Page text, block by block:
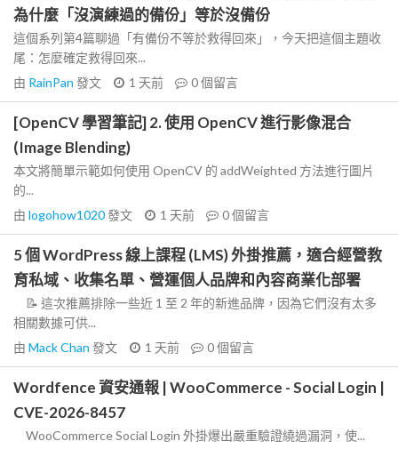
為什麼「沒演練過的備份」等於沒備份
這個系列第4篇聊過「有備份不等於救得回來」，今天把這個主題收
尾：怎麼確定救得回來...
由 RainPan 發文 1 天前 0個留言
[OpenCV 學習筆記] 2. 使用 OpenCV 進行影像混合
(Image Blending)
本文將簡單示範如何使用 OpenCV 的 addWeighted 方法進行圖片
的...
由 logohow1020發文 1 天前 0個留言
5 個 WordPress 線上課程 (LMS) 外掛推薦，適合經營教
育私域、收集名單、營運個人品牌和內容商業化部署
📝 這次推薦排除一些近 1 至 2 年的新進品牌，因為它們沒有太多
相關數據可供...
由 Mack Chan 發文 1 天前 0個留言
Wordfence 資安通報 | WooCommerce - Social Login |
CVE-2026-8457
WooCommerce Social Login 外掛爆出嚴重驗證繞過漏洞，使...